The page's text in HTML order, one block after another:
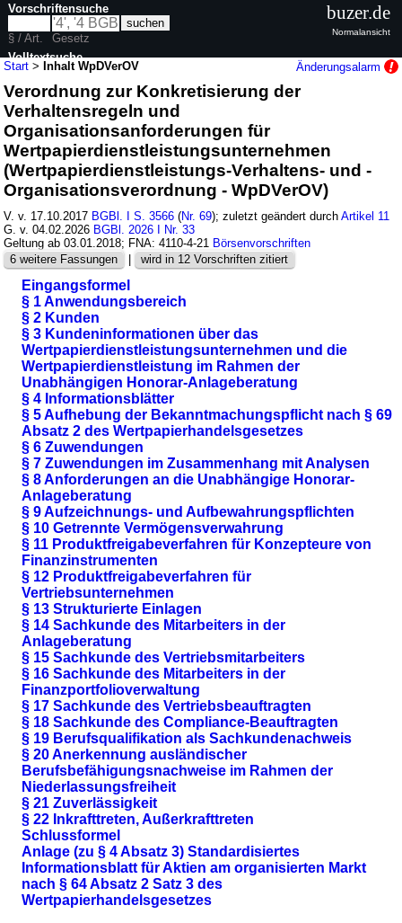
Start >Inhalt WpDVerOV Änderungsalarm
Verordnung zur Konkretisierung der
Verhaltensregeln und
Organisationsanforderungen für
Wertpapierdienstleistungsunternehmen
(Wertpapierdienstleistungs-Verhaltens- und -
Organisationsverordnung - WpDVerOV)
V. v. 17.10.2017 BGBl. I S. 3566 (Nr. 69); zuletzt geändert durchArtikel 11
G. v. 04.02.2026 BGBl. 2026 I Nr. 33
Geltung ab 03.01.2018; FNA: 4110-4-21 Börsenvorschriften
6 weitere Fassungen
| wird in 12 Vorschriften zitiert
Eingangsformel
§ 1 Anwendungsbereich
§ 2 Kunden
§ 3 Kundeninformationen über das
Wertpapierdienstleistungsunternehmen und die
Wertpapierdienstleistung im Rahmen der
Unabhängigen Honorar-Anlageberatung
§ 4 Informationsblätter
§ 5 Aufhebung der Bekanntmachungspflicht nach § 69
Absatz 2 des Wertpapierhandelsgesetzes
§ 6 Zuwendungen
§ 7 Zuwendungen im Zusammenhang mit Analysen
§ 8 Anforderungen an die Unabhängige Honorar-
Anlageberatung
§ 9 Aufzeichnungs- und Aufbewahrungspflichten
§ 10 Getrennte Vermögensverwahrung
§ 11 Produktfreigabeverfahren für Konzepteure von
Finanzinstrumenten
§ 12 Produktfreigabeverfahren für
Vertriebsunternehmen
§ 13 Strukturierte Einlagen
§ 14 Sachkunde des Mitarbeiters in der
Anlageberatung
§ 15 Sachkunde des Vertriebsmitarbeiters
§ 16 Sachkunde des Mitarbeiters in der
Finanzportfolioverwaltung
§ 17 Sachkunde des Vertriebsbeauftragten
§ 18 Sachkunde des Compliance-Beauftragten
§ 19 Berufsqualifikation als Sachkundenachweis
§ 20 Anerkennung ausländischer
Berufsbefähigungsnachweise im Rahmen der
Niederlassungsfreiheit
§ 21 Zuverlässigkeit
§ 22 Inkrafttreten, Außerkrafttreten
Schlussformel
Anlage (zu § 4 Absatz 3) Standardisiertes
Informationsblatt für Aktien am organisierten Markt
nach § 64 Absatz 2 Satz 3 des
Wertpapierhandelsgesetzes
Vorschriftensuche
§ / Art.
Gesetz
Volltextsuche
nur in WpDVerOV
buzer.de
Normalansicht